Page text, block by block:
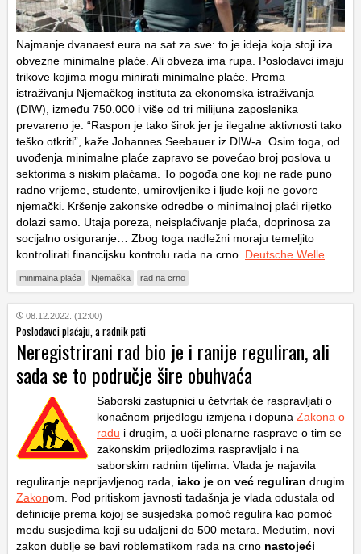
Najmanje dvanaest eura na sat za sve: to je ideja koja stoji iza
obvezne minimalne plaće. Ali obveza ima rupa. Poslodavci imaju
trikove kojima mogu minirati minimalne plaće. Prema
istraživanju Njemačkog instituta za ekonomska istraživanja
(DIW), između 750.000 i više od tri milijuna zaposlenika
prevareno je. “Raspon je tako širok jer je ilegalne aktivnosti tako
teško otkriti”, kaže Johannes Seebauer iz DIW-a. Osim toga, od
uvođenja minimalne plaće zapravo se povećao broj poslova u
sektorima s niskim plaćama. To pogođa one koji ne rade puno
radno vrijeme, studente, umirovljenike i ljude koji ne govore
njemački. Kršenje zakonske odredbe o minimalnoj plaći rijetko
dolazi samo. Utaja poreza, neisplaćivanje plaća, doprinosa za
socijalno osiguranje… Zbog toga nadležni moraju temeljito
kontrolirati financijsku kontrolu rada na crno. Deutsche Welle
minimalna plaća Njemačka rad na crno
08.12.2022. (12:00)
Poslodavci plaćaju, a radnik pati
Neregistrirani rad bio je i ranije reguliran, ali
sada se to područje šire obuhvaća
Saborski zastupnici u četvrtak će raspravljati o
konačnom prijedlogu izmjena i dopuna Zakona o
radu i drugim, a uoči plenarne rasprave o tim se
zakonskim prijedlozima raspravljalo i na
saborskim radnim tijelima. Vlada je najavila
reguliranje neprijavljenog rada, iako je on već reguliran drugim
Zakonom. Pod pritiskom javnosti tadašnja je vlada odustala od
definicije prema kojoj se susjedska pomoć regulira kao pomoć
među susjedima koji su udaljeni do 500 metara. Međutim, novi
zakon dublje se bavi roblematikom rada na crno nastojeći